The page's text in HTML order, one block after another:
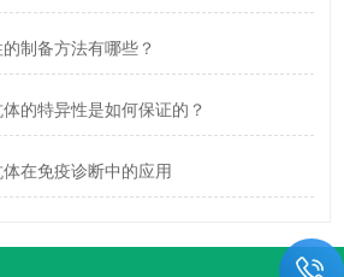
制备方法有哪些？
的特异性是如何保证的？
在免疫诊断中的应用